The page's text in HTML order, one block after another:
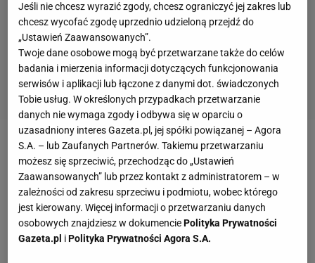
Zobacz wideoDaria Abramowicz może zostać z Igą
Świątek do końca! "Bardzo jej ufa"
Coco Gauff w hitowym ćwierćfinale zmierzyła się z
wielką nadzieją rosyjskiego tenisa , 19-letnią Mirrą
Jeśli nie chcesz wyrazić zgody, chcesz ograniczyć jej zakres lub
chcesz wycofać zgodę uprzednio udzieloną przejdź do
„Ustawień Zaawansowanych”.
Twoje dane osobowe mogą być przetwarzane także do celów
badania i mierzenia informacji dotyczących funkcjonowania
serwisów i aplikacji lub łączone z danymi dot. świadczonych
Tobie usług. W określonych przypadkach przetwarzanie
danych nie wymaga zgody i odbywa się w oparciu o
uzasadniony interes Gazeta.pl, jej spółki powiązanej – Agora
S.A. – lub Zaufanych Partnerów. Takiemu przetwarzaniu
możesz się sprzeciwić, przechodząc do „Ustawień
Zaawansowanych” lub przez kontakt z administratorem – w
zależności od zakresu sprzeciwu i podmiotu, wobec którego
jest kierowany. Więcej informacji o przetwarzaniu danych
osobowych znajdziesz w dokumenciePolityka Prywatności
Gazeta.pl iPolityka Prywatności Agora S.A.